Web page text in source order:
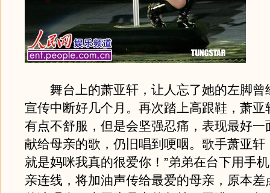
舞台上的萧亚轩，让人忘了她的左脚曾
宣传中断好几个月。再次踏上高跟鞋，萧亚
有点不舒服，但是会坚强忍痛，表现最好一
献给母亲的歌，仍旧唱到哽咽。歌手萧亚轩
就是妈咪我真的很爱你！”弟弟在台下用手
亲连线，将加油声传给最爱的母亲，原本差